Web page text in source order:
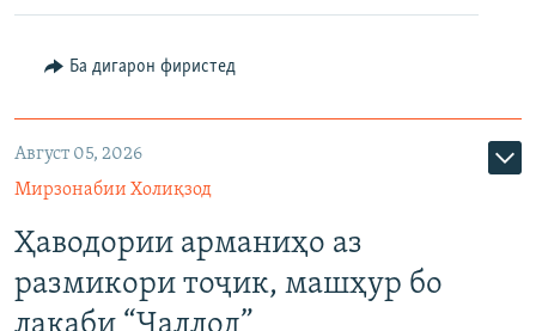
Ба дигарон фиристед
Август 05, 2026
Мирзонабии Холиқзод
Ҳаводории арманиҳо аз
размикори тоҷик, машҳур бо